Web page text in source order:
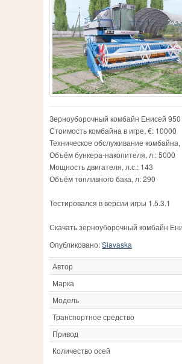
Зерноуборочный комбайн Енисей
Стоимость комбайна в игре, €: 10000
Техническое обслуживание
Объём бункера-накопителя, л.: 5000
Мощность двигателя, л.с.: 143
Объём топливного бака, л: 290
Тестировался в версии игры 1.5.3.1
Скачать зерноуборочный комбайн
Опубликовано:Slavaska
Автор
Марка
Модель
Транспортное средство
Привод
Количество осей